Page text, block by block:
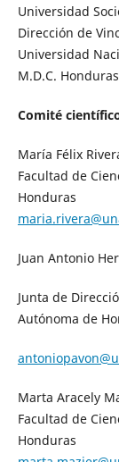
Universidad
Dirección de
Universidad
M.D.C.
Comité
María Félix
Facultad de
Honduras
Juan Antonio
Junta de
Autónoma de
Marta Aracely
Facultad de
Honduras